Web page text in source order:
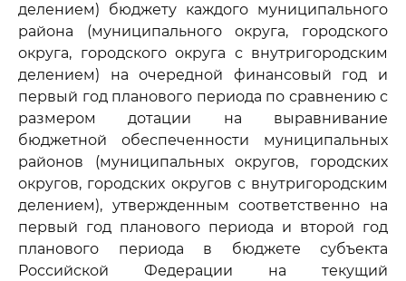
делением) бюджету каждого муниципального
района (муниципального округа, городского
округа, городского округа с внутригородским
делением) на очередной финансовый год и
первый год планового периода по сравнению с
размером дотации на выравнивание
бюджетной обеспеченности муниципальных
районов (муниципальных округов, городских
округов, городских округов с внутригородским
делением), утвержденным соответственно на
первый год планового периода и второй год
планового периода в бюджете субъекта
Российской Федерации на текущий